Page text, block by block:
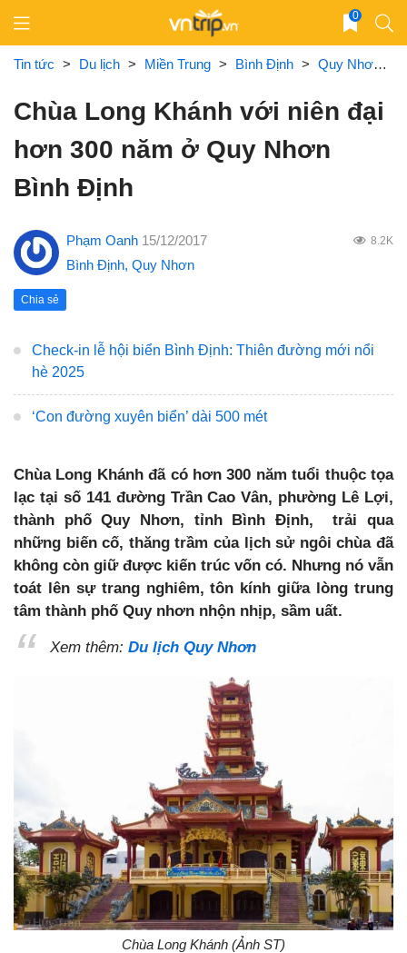
content
0
Tin tức > Du lịch > Miền Trung > Bình Định > Quy Nhơn
Chùa Long Khánh với niên đại
hơn 300 năm ở Quy Nhơn
Bình Định
Phạm Oanh 15/12/2017 8.2K
Bình Định, Quy Nhơn
Chia sẻ
Check-in lễ hội biển Bình Định: Thiên đường mới nổi
hè 2025
‘Con đường xuyên biển’ dài 500 mét
Chùa Long Khánh đã có hơn 300 năm tuổi thuộc tọa
lạc tại số 141 đường Trần Cao Vân, phường Lê Lợi,
thành phố Quy Nhơn, tỉnh Bình Định, trải qua
những biến cố, thăng trầm của lịch sử ngôi chùa đã
không còn giữ được kiến trúc vốn có. Nhưng nó vẫn
toát lên sự trang nghiêm, tôn kính giữa lòng trung
tâm thành phố Quy nhơn nhộn nhịp, sầm uất.
Xem thêm: Du lịch Quy Nhơn
Chùa Long Khánh (Ảnh ST)